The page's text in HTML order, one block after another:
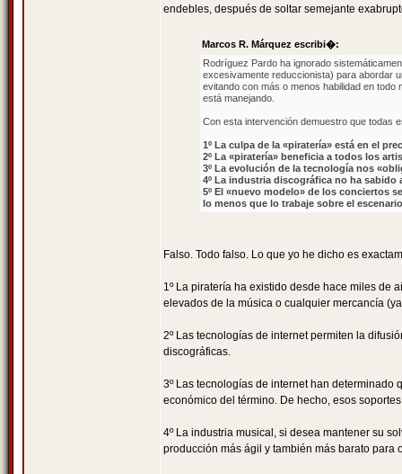
endebles, después de soltar semejante
Marcos R. Márquez escribi�:
Rodríguez Pardo ha ignorado
excesivamente reduccionista) para abordar
evitando con más o menos habilidad en
está manejando.
Con esta intervención demuestro que todas
1º La culpa de la «piratería» está en el
2º La «piratería» beneficia a todos los
3º La evolución de la tecnología nos
4º La industria discográfica no ha sabido
5º El «nuevo modelo» de los conciertos
lo menos que lo trabaje sobre el
Falso. Todo falso. Lo que yo he dicho es
1º La piratería ha existido desde hace miles de
elevados de la música o cualquier mercancía
2º Las tecnologías de internet permiten la
discográficas.
3º Las tecnologías de internet han determinado
económico del término. De hecho, esos
4º La industria musical, si desea mantener su
producción más ágil y también más barato para